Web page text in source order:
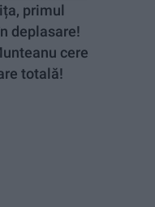
primul
deplasare!
cere
totală!